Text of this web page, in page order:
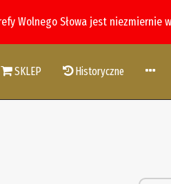
Wolnego Słowa jest niezmiernie
SKLEP Historyczne